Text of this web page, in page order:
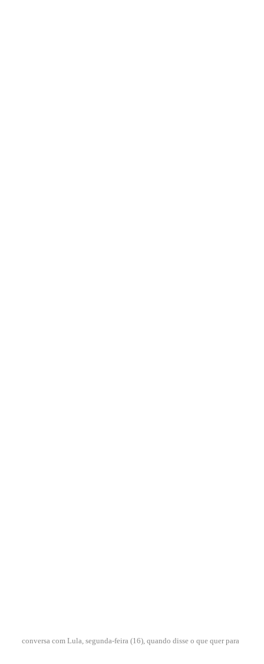
conversa com Lula, segunda-feira (16), quando disse o que quer para